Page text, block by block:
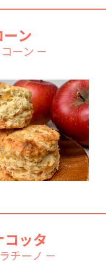
ーン
ーン －
ッタ
チーノ －